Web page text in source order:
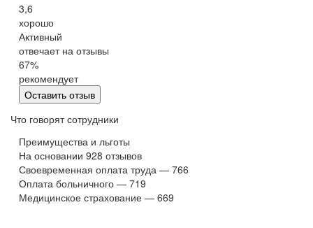
3,6
хорошо
Активный
отвечает на отзывы
67%
рекомендует
Оставить отзыв
Что говорят сотрудники
Преимущества и льготы
На основании 928 отзывов
Своевременная оплата труда — 766
Оплата больничного — 719
Медицинское страхование — 669